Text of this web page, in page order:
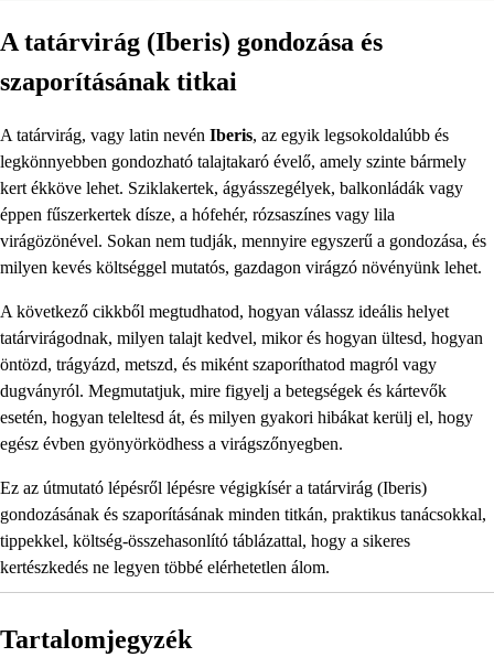
A tatárvirág (Iberis) gondozása és
szaporításának titkai
A tatárvirág, vagy latin nevén Iberis, az egyik legsokoldalúbb és
legkönnyebben gondozható talajtakaró évelő, amely szinte bármely
kert ékköve lehet. Sziklakertek, ágyásszegélyek, balkonládák vagy
éppen fűszerkertek dísze, a hófehér, rózsaszínes vagy lila
virágözönével. Sokan nem tudják, mennyire egyszerű a gondozása, és
milyen kevés költséggel mutatós, gazdagon virágzó növényünk lehet.
A következő cikkből megtudhatod, hogyan válassz ideális helyet
tatárvirágodnak, milyen talajt kedvel, mikor és hogyan ültesd, hogyan
öntözd, trágyázd, metszd, és miként szaporíthatod magról vagy
dugványról. Megmutatjuk, mire figyelj a betegségek és kártevők
esetén, hogyan teleltesd át, és milyen gyakori hibákat kerülj el, hogy
egész évben gyönyörködhess a virágszőnyegben.
Ez az útmutató lépésről lépésre végigkísér a tatárvirág (Iberis)
gondozásának és szaporításának minden titkán, praktikus tanácsokkal,
tippekkel, költség-összehasonlító táblázattal, hogy a sikeres
kertészkedés ne legyen többé elérhetetlen álom.
Tartalomjegyzék